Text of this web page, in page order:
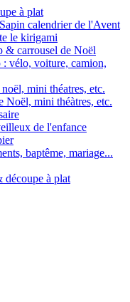
à plat
calendrier de l'Avent
le kirigami
& carrousel de Noël
vélo, voiture, camion,
mini théatres, etc.
Noël, mini théàtres, etc.
de l'enfance
baptême, mariage...
découpe à plat